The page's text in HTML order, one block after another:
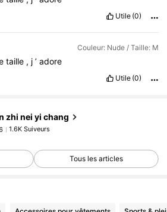
Utile (0)
Couleur: Nude / Taille: M
taille , j ’ adore
Utile (0)
zhi nei yi chang
1.6K Suiveurs
est en train de naviguer
1.6K Suiveurs Tous les articles